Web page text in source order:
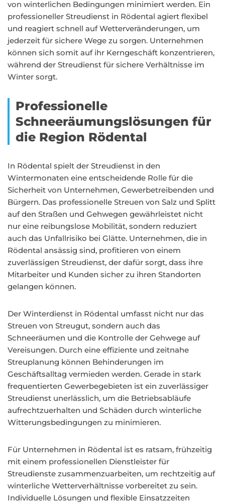
von winterlichen Bedingungen minimiert werden. Ein
professioneller Streudienst in Rödental agiert flexibel
und reagiert schnell auf Wetterveränderungen, um
jederzeit für sichere Wege zu sorgen. Unternehmen
können sich somit auf ihr Kerngeschäft konzentrieren,
während der Streudienst für sichere Verhältnisse im
Winter sorgt.
Professionelle
Schneeräumungslösungen für
die Region Rödental
In Rödental spielt der Streudienst in den
Wintermonaten eine entscheidende Rolle für die
Sicherheit von Unternehmen, Gewerbetreibenden und
Bürgern. Das professionelle Streuen von Salz und Splitt
auf den Straßen und Gehwegen gewährleistet nicht
nur eine reibungslose Mobilität, sondern reduziert
auch das Unfallrisiko bei Glätte. Unternehmen, die in
Rödental ansässig sind, profitieren von einem
zuverlässigen Streudienst, der dafür sorgt, dass ihre
Mitarbeiter und Kunden sicher zu ihren Standorten
gelangen können.
Der Winterdienst in Rödental umfasst nicht nur das
Streuen von Streugut, sondern auch das
Schneeräumen und die Kontrolle der Gehwege auf
Vereisungen. Durch eine effiziente und zeitnahe
Streuplanung können Behinderungen im
Geschäftsalltag vermieden werden. Gerade in stark
frequentierten Gewerbegebieten ist ein zuverlässiger
Streudienst unerlässlich, um die Betriebsabläufe
aufrechtzuerhalten und Schäden durch winterliche
Witterungsbedingungen zu minimieren.
Für Unternehmen in Rödental ist es ratsam, frühzeitig
mit einem professionellen Dienstleister für
Streudienste zusammenzuarbeiten, um rechtzeitig auf
winterliche Wetterverhältnisse vorbereitet zu sein.
Individuelle Lösungen und flexible Einsatzzeiten